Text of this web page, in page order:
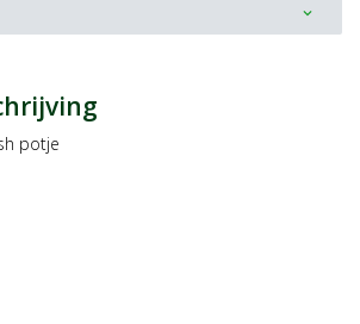
expand_more
potje